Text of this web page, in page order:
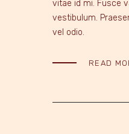
vitae id mi. Fusce
vestibulum.
vel odio.
READ